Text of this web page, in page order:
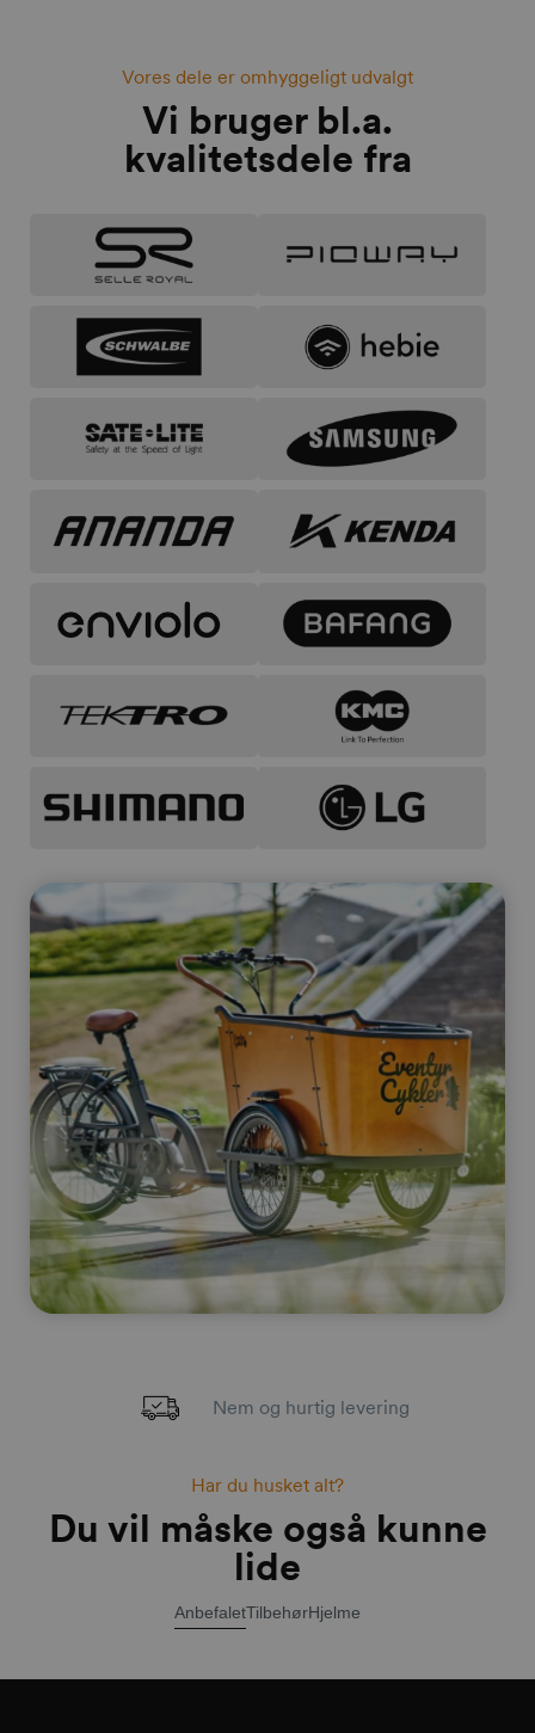
Vores dele er omhyggeligt udvalgt
Vi bruger bl.a.
kvalitetsdele fra
Nem og hurtig levering
Har du husket alt?
Du vil måske også kunne
lide
AnbefaletTilbehørHjelme